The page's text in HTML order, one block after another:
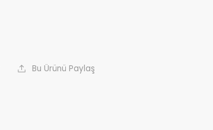
Bu Ürünü Paylaş